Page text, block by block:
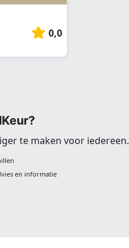
0,0
te maken voor iedereen.
en informatie